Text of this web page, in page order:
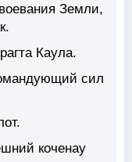
Земли,
Каула.
сил
коченау